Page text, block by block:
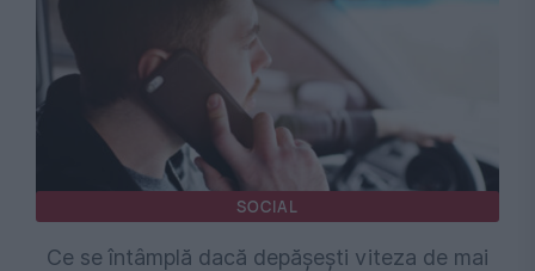
SOCIAL
Ce se întâmplă dacă depășești viteza de mai